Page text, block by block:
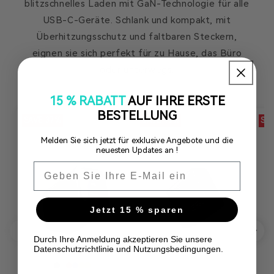
blitzschnelles Laden mit GaN-Technologie für alle
USB-C-Geräte. Schlank und kompakt, mit
Überhitzungsschutz und faltbaren Steckern,
eignen sie sich perfekt für zu Hause, das Büro
SAVE 19%
15 % RABATTAUF IHRE ERSTE
BESTELLUNG
Melden Sie sich jetzt für exklusive Angebote und die
neuesten Updates an !
Jetzt 15 % sparen
Durch Ihre Anmeldung akzeptieren Sie unsere
Datenschutzrichtlinie und Nutzungsbedingungen.